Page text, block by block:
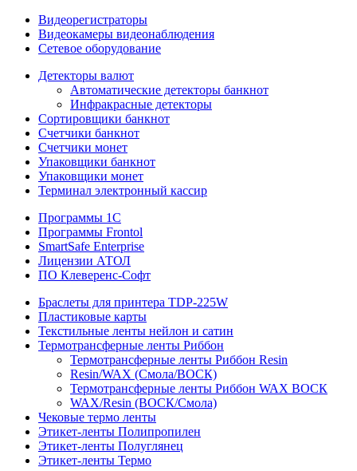
Видеорегистраторы
Видеокамеры видеонаблюдения
Сетевое оборудование
Детекторы валют
Автоматические детекторы банкнот
Инфракрасные детекторы
Сортировщики банкнот
Счетчики банкнот
Счетчики монет
Упаковщики банкнот
Упаковщики монет
Терминал электронный кассир
Программы 1C
Программы Frontol
SmartSafe Enterprise
Лицензии АТОЛ
ПО Клеверенс-Софт
Браслеты для принтера TDP-225W
Пластиковые карты
Текстильные ленты нейлон и сатин
Термотрансферные ленты Риббон
Термотрансферные ленты Риббон Resin
Resin/WAX (Смола/ВОСК)
Термотрансферные ленты Риббон WAX ВОСК
WAX/Resin (ВОСК/Смола)
Чековые термо ленты
Этикет-ленты Полипропилен
Этикет-ленты Полуглянец
Этикет-ленты Термо